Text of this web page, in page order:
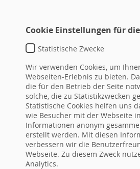
DETAIL-
LINK
(ID aus
Flex!)
ID Überschrift
Seite Drucken
Cookie Einstellungen für
Statistische Zwecke
Wir verwenden Cookies, um
Webseiten-Erlebnis zu bieten.
die für den Betrieb der Seite
solche, die zu Statistikzwecken
Statistische Cookies helfen uns
wie Besucher mit der Webseite
Informationen anonym
erstellt werden. Mit diesen
verbessern wir die
Webseite. Zu diesem Zweck
Analytics.